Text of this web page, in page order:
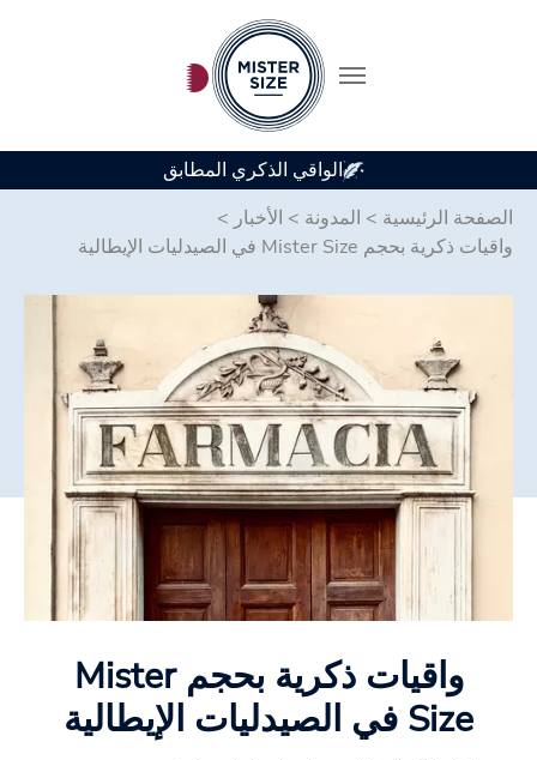
الواقي الذكري المطابق
الصفحة الرئيسية > المدونة > الأخبار >
واقيات ذكرية بحجم Mister Size في الصيدليات الإيطالية
واقيات ذكرية بحجم Mister
Size في الصيدليات الإيطالية